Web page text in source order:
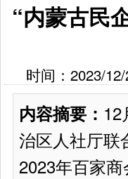
“内蒙古民
时间：2023/
内容摘要：
治区人社厅联
2023年百家